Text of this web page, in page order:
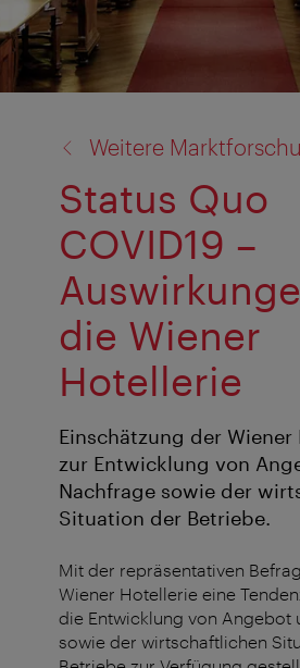
Weitere
Status Quo
COVID19 –
die Wiener
Hotellerie
Einschätzung der Wiener
zur Entwicklung von
Nachfrage sowie der
Situation der Betriebe.
Mit der repräsentativen
Wiener Hotellerie eine
die Entwicklung von Angebot
sowie der wirtschaftlichen